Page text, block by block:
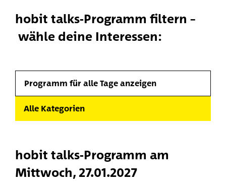
hobit talks-Programm filtern –
wähle deine Interessen:
Programm für alle Tage anzeigen
Alle Kategorien
hobit talks-Programm am
Mittwoch, 27.01.2027